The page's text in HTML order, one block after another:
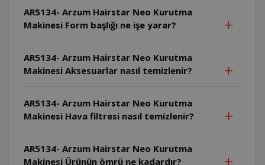
AR5134- Arzum Hairstar Neo Kurutma
Makinesi Form başlığı ne işe yarar?
AR5134- Arzum Hairstar Neo Kurutma
Makinesi Aksesuarlar nasıl temizlenir?
AR5134- Arzum Hairstar Neo Kurutma
Makinesi Hava filtresi nasıl temizlenir?
AR5134- Arzum Hairstar Neo Kurutma
Makinesi Ürünün ömrü ne kadardır?